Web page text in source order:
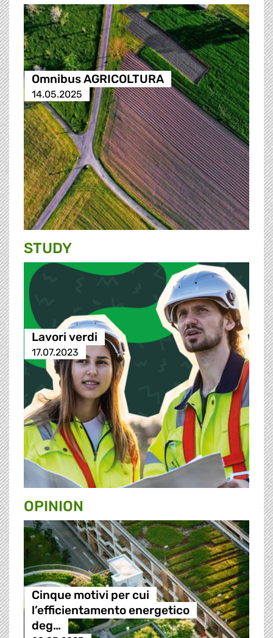
Omnibus AGRICOLTURA
14.05.2025
STUDY
Lavori verdi
17.07.2023
OPINION
Cinque motivi per cui
l’efficientamento energetico
deg…